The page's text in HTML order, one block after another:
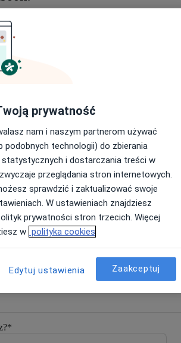
na ZnanyLekarz, podaj e-mail, którym się
tylko wtedy, gdy nie masz telefonu
*
prywatność
nam i naszym partnerom używać
podobnych technologii) do zbierania
statystycznych i dostarczania treści w
przeglądania stron internetowych.
sprawdzić i zaktualizować swoje
W ustawieniach znajdziesz
prywatności stron trzecich. Więcej
w polityka cookies
Edytuj ustawienia Zaakceptuj